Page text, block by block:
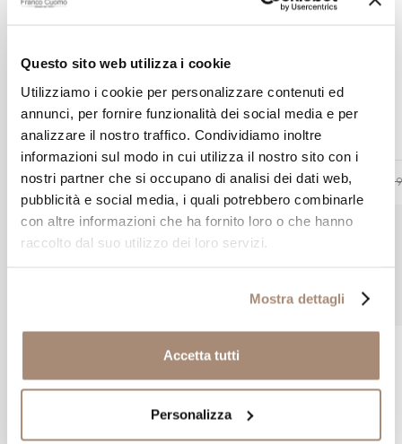
Questo sito web utilizza i cookie
Utilizziamo i cookie per personalizzare contenuti ed
annunci, per fornire funzionalità dei social media e per
analizzare il nostro traffico. Condividiamo inoltre
informazioni sul modo in cui utilizza il nostro sito con i
nostri partner che si occupano di analisi dei dati web,
pubblicità e social media, i quali potrebbero combinarle
con altre informazioni che ha fornito loro o che hanno
raccolto dal suo utilizzo dei loro servizi.
Mostra dettagli
Accetta tutti
Personalizza
PANDORA
Bracciale Tennis Pandora in argento
€ 69,00 €